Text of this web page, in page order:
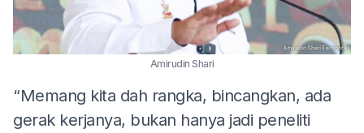
Amirudin Shari
“Memang kita dah rangka, bincangkan, ada
gerak kerjanya, bukan hanya jadi peneliti